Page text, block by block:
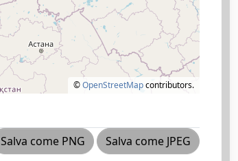
©OpenStreetMapcontributors.
Salva come PNG
Salva come JPEG